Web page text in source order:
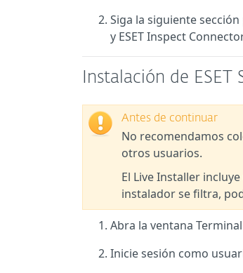
Siga la siguiente
y ESET Inspect
Instalación de
Antes de continuar
No recomendamos
otros usuarios.
El Live Installer
instalador se filtra,
Abra la ventana
Inicie sesión como